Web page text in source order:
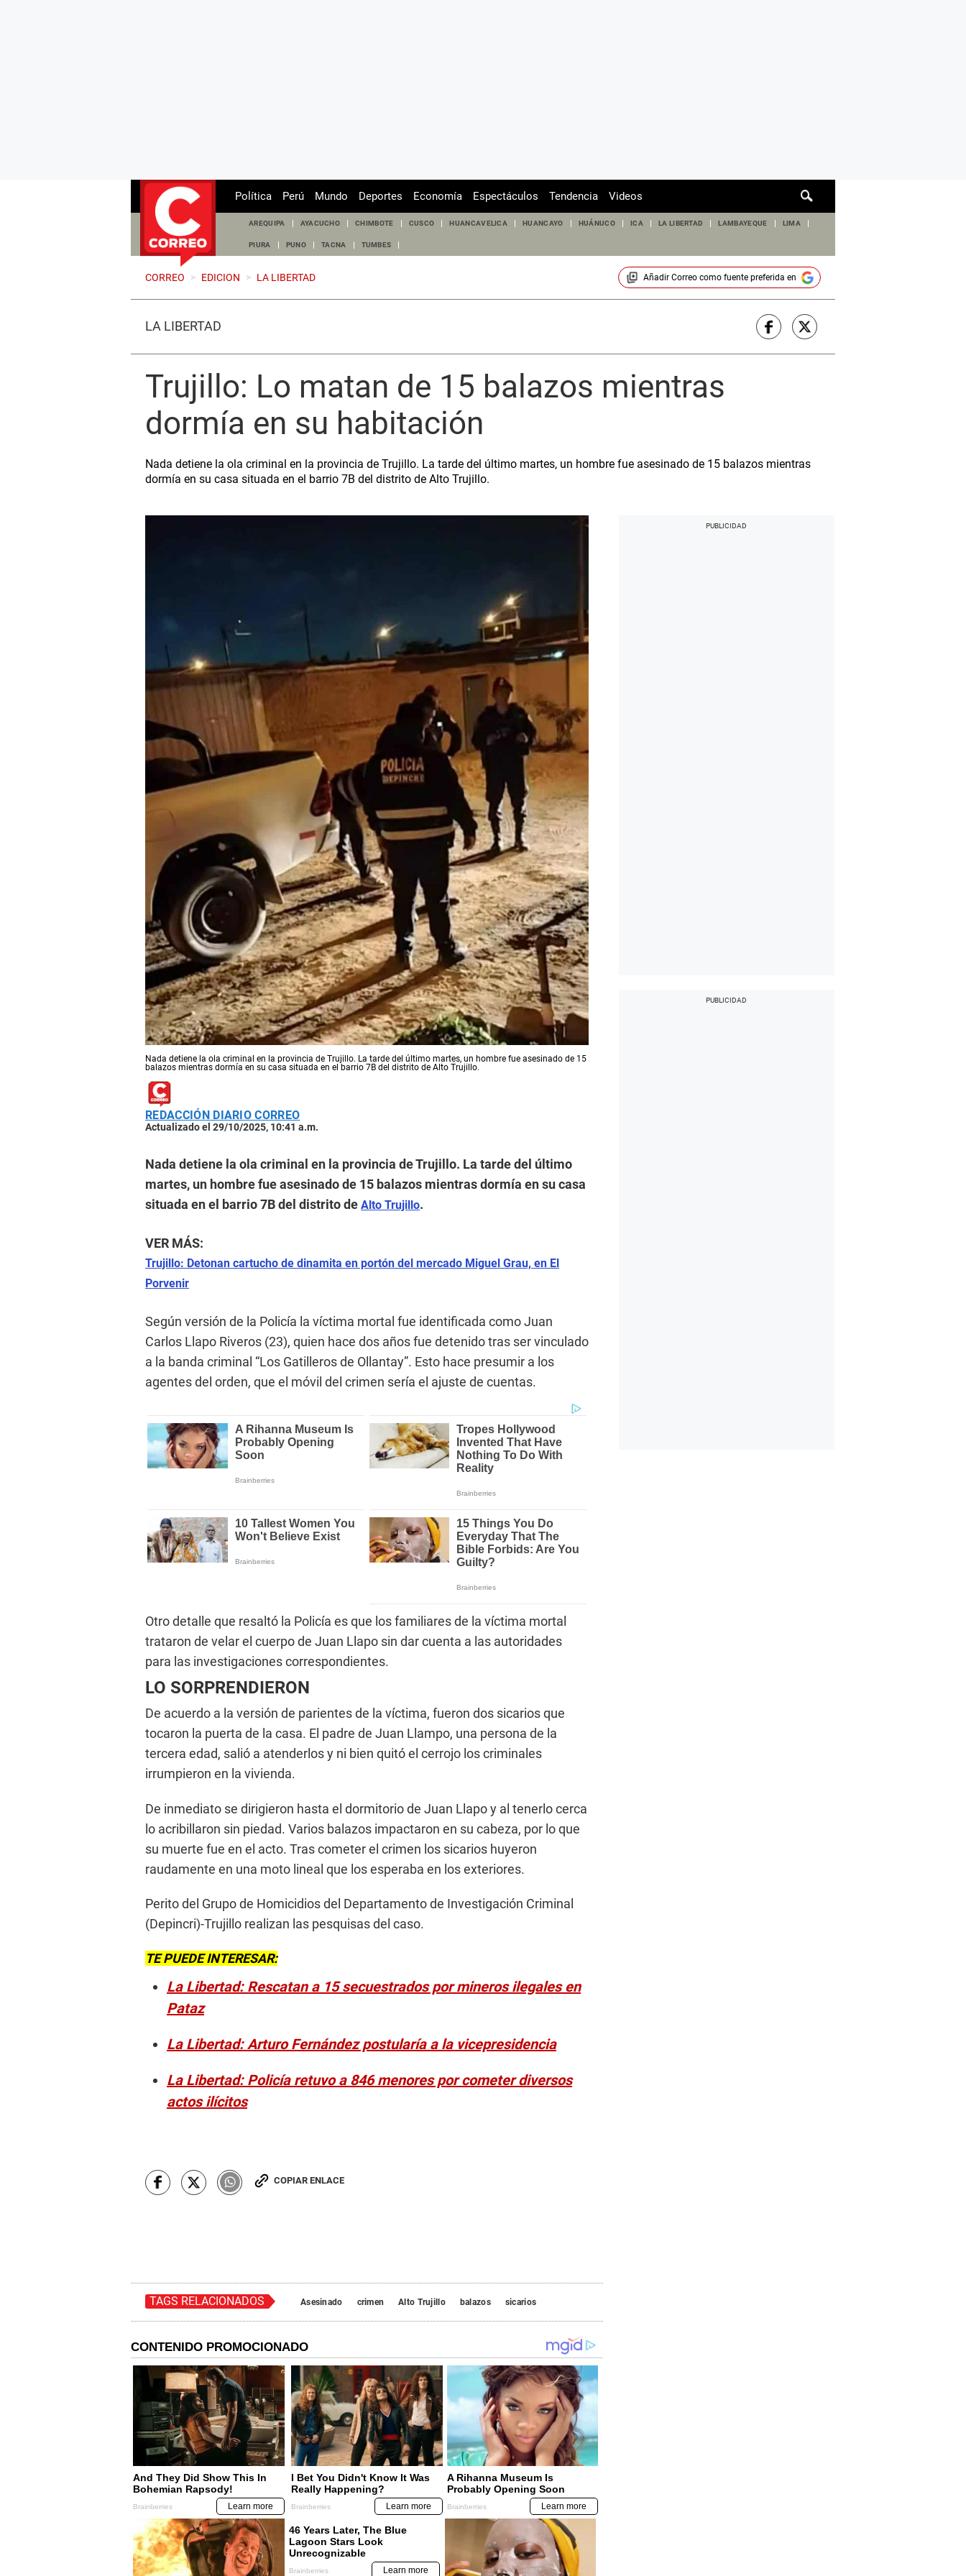
de
Política Perú Mundo Deportes Economía Espectáculos Tendencia Videos
AREQUIPA AYACUCHO CHIMBOTE CUSCO HUANCAVELICA HUANCAYO HUÁNUCO ICA LA LIBERTAD LAMBAYEQUE LIMA
PIURA PUNO TACNA TUMBES
CORREO > EDICION > LA LIBERTAD Añadir Correocomo fuente preferida en
LA LIBERTAD
Trujillo: Lo matan de 15 balazos mientras
dormía en su habitación
Nada detiene la ola criminal en la provincia de Trujillo. La tarde del último martes, un hombre fue asesinado de 15 balazos mientras
dormía en su casa situada en el barrio 7B del distrito de Alto Trujillo.
Nada detiene la ola criminal en la provincia de Trujillo. La tarde del último martes, un hombre fue asesinado de 15
balazos mientras dormía en su casa situada en el barrio 7B del distrito de Alto Trujillo.
REDACCIÓN DIARIO CORREO
Actualizado el 29/10/2025, 10:41 a.m.
Nada detiene la ola criminal en la provincia de Trujillo. La tarde del último
martes, un hombre fue asesinado de 15 balazos mientras dormía en su casa
situada en el barrio 7B del distrito de Alto Trujillo.
VER MÁS:
Trujillo: Detonan cartucho de dinamita en portón del mercado Miguel Grau, en El
Porvenir
Según versión de la Policía la víctima mortal fue identificada como Juan
Carlos Llapo Riveros (23), quien hace dos años fue detenido tras ser vinculado
a la banda criminal “Los Gatilleros de Ollantay”. Esto hace presumir a los
agentes del orden, que el móvil del crimen sería el ajuste de cuentas.
Otro detalle que resaltó la Policía es que los familiares de la víctima mortal
trataron de velar el cuerpo de Juan Llapo sin dar cuenta a las autoridades
para las investigaciones correspondientes.
LO SORPRENDIERON
De acuerdo a la versión de parientes de la víctima, fueron dos sicarios que
tocaron la puerta de la casa. El padre de Juan Llampo, una persona de la
tercera edad, salió a atenderlos y ni bien quitó el cerrojo los criminales
irrumpieron en la vivienda.
De inmediato se dirigieron hasta el dormitorio de Juan Llapo y al tenerlo cerca
lo acribillaron sin piedad. Varios balazos impactaron en su cabeza, por lo que
su muerte fue en el acto. Tras cometer el crimen los sicarios huyeron
raudamente en una moto lineal que los esperaba en los exteriores.
Perito del Grupo de Homicidios del Departamento de Investigación Criminal
(Depincri)-Trujillo realizan las pesquisas del caso.
TE PUEDE INTERESAR:
La Libertad: Rescatan a 15 secuestrados por mineros ilegales en
Pataz
La Libertad: Arturo Fernández postularía a la vicepresidencia
La Libertad: Policía retuvo a 846 menores por cometer diversos
actos ilícitos
COPIAR ENLACE
TAGS RELACIONADOS Asesinado crimen Alto Trujillo balazos sicarios